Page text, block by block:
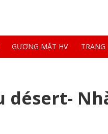
GƯƠNG MẶT HV
désert-